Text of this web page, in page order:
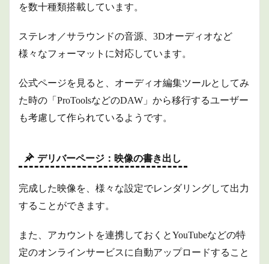
を数十種類搭載しています。
ステレオ／サラウンドの音源、3Dオーディオなど
様々なフォーマットに対応しています。
公式ページを見ると、オーディオ編集ツールとしてみ
た時の「ProToolsなどのDAW」から移行するユーザー
も考慮して作られているようです。
デリバーページ：映像の書き出し
完成した映像を、様々な設定でレンダリングして出力
することができます。
また、アカウントを連携しておくとYouTubeなどの特
定のオンラインサービスに自動アップロードすること